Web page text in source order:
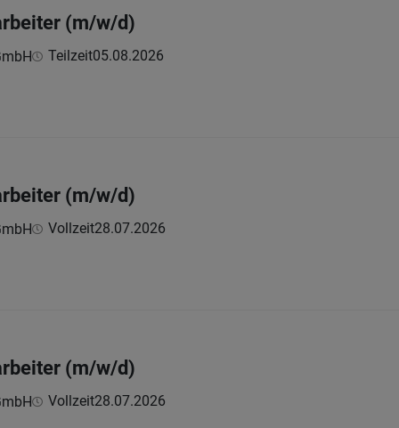
(m/w/d)
Teilzeit05.08.2026
(m/w/d)
Vollzeit28.07.2026
(m/w/d)
Vollzeit28.07.2026